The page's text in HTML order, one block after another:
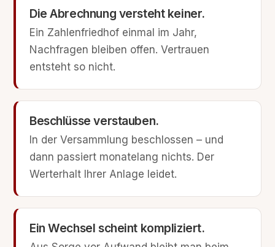
Die Abrechnung versteht keiner.
Ein Zahlenfriedhof einmal im Jahr,
Nachfragen bleiben offen. Vertrauen
entsteht so nicht.
Beschlüsse verstauben.
In der Versammlung beschlossen – und
dann passiert monatelang nichts. Der
Werterhalt Ihrer Anlage leidet.
Ein Wechsel scheint kompliziert.